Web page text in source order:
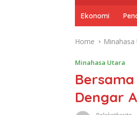
Ekonomi
Home Minahasa
Minahasa Utara
Dengar